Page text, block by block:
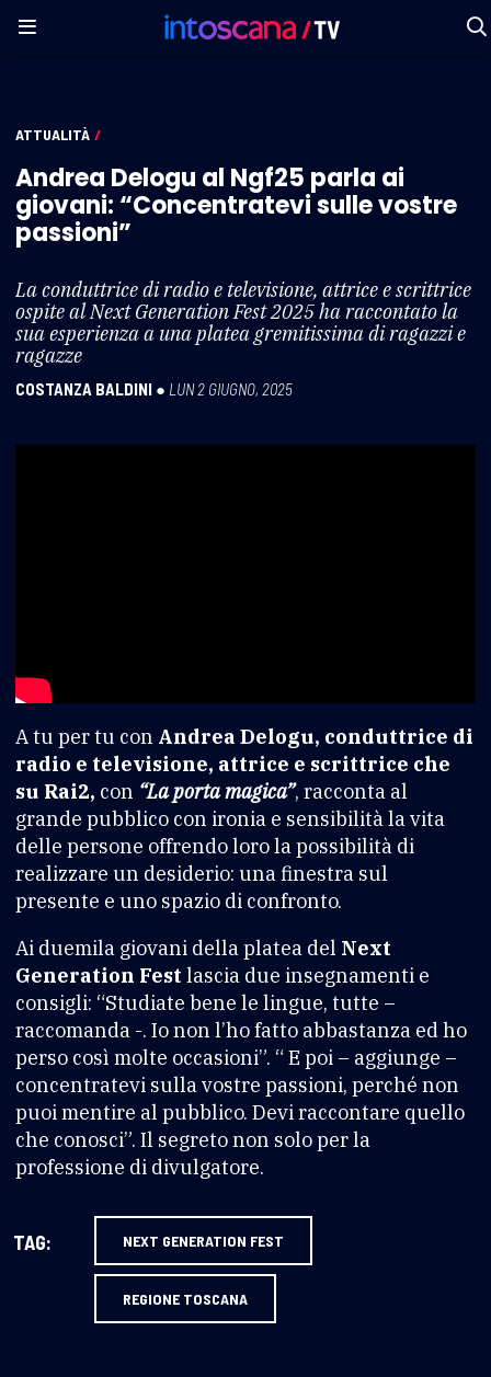
ATTUALITÀ /
Andrea Delogu al Ngf25 parla ai
giovani: “Concentratevi sulle vostre
passioni”
La conduttrice di radio e televisione, attrice e scrittrice
ospite al Next Generation Fest 2025 ha raccontato la
sua esperienza a una platea gremitissima di ragazzi e
ragazze
COSTANZA BALDINI ● LUN 2 GIUGNO, 2025
A tu per tu con Andrea Delogu, conduttrice di
radio e televisione, attrice e scrittrice che
su Rai2, con “La porta magica”, racconta al
grande pubblico con ironia e sensibilità la vita
delle persone offrendo loro la possibilità di
realizzare un desiderio: una finestra sul
presente e uno spazio di confronto.
Ai duemila giovani della platea del Next
Generation Fest lascia due insegnamenti e
consigli: “Studiate bene le lingue, tutte –
raccomanda -. Io non l’ho fatto abbastanza ed ho
perso così molte occasioni”. “ E poi – aggiunge –
concentratevi sulla vostre passioni, perché non
puoi mentire al pubblico. Devi raccontare quello
che conosci”. Il segreto non solo per la
professione di divulgatore.
TAG: NEXT GENERATION FEST
REGIONE TOSCANA